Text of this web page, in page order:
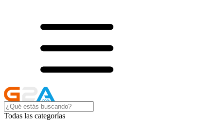
Todas las categorías